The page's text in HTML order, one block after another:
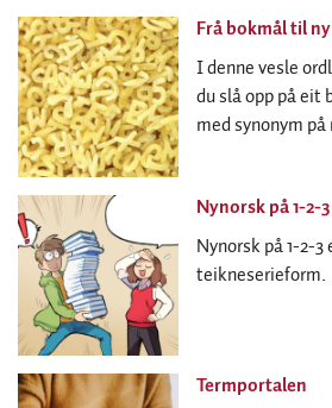
Frå bokmål til
I denne vesle
du slå opp på eit
med synonym
Nynorsk på 1-2-3
Nynorsk på 1-2-
teikneserieform.
Termportalen